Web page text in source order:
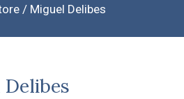
/ Miguel Delibes